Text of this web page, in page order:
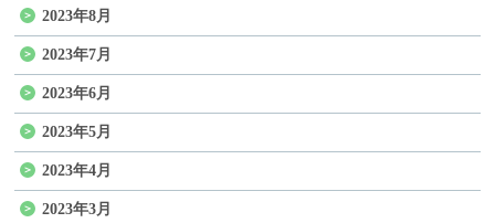
2023年8月
2023年7月
2023年6月
2023年5月
2023年4月
2023年3月